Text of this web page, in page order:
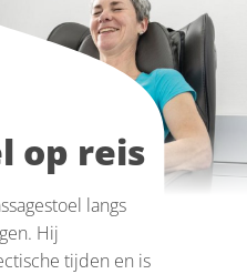
op reis
langs
Hij
tijden en is